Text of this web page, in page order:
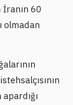
İranın 60
olmadan